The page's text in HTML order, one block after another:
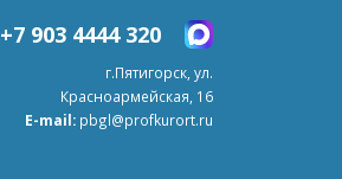
+7 903 4444 320
г.Пятигорск, ул.
Красноармейская, 16
E-mail: pbgl@profkurort.ru